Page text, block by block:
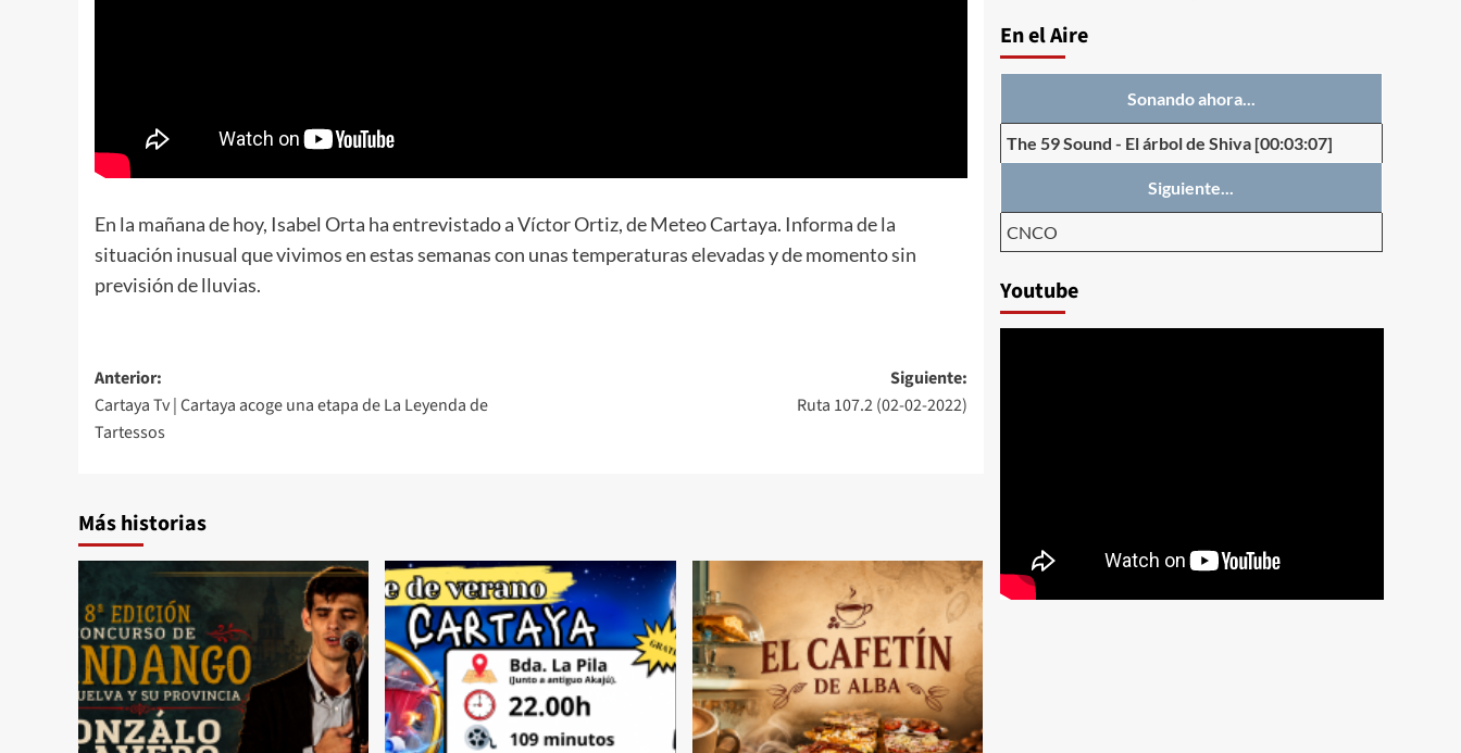
En la mañana de hoy, Isabel Orta ha entrevistado a Víctor Ortiz, de Meteo Cartaya. Informa de la
situación inusual que vivimos en estas semanas con unas temperaturas elevadas y de momento sin
previsión de lluvias.
Anterior:
Cartaya Tv | Cartaya acoge una etapa de La Leyenda de
Tartessos
Siguiente:
Ruta 107.2 (02-02-2022)
Más historias
En el Aire
Sonando ahora...
The 59 Sound - El árbol de Shiva [00:03:07]
Siguiente...
CNCO
Youtube